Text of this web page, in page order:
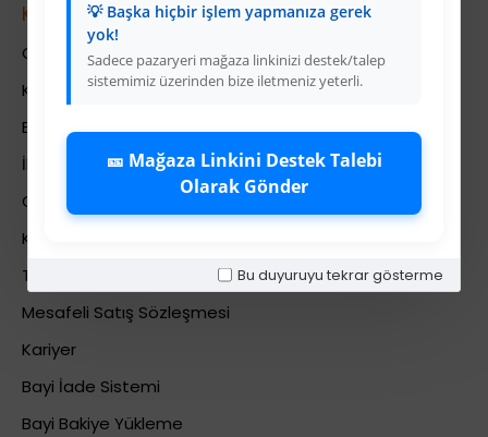
💡 Başka hiçbir işlem yapmanıza gerek
yok!
Sadece pazaryeri mağaza linkinizi destek/talep
sistemimiz üzerinden bize iletmeniz yeterli.
🎫 Mağaza Linkini Destek Talebi
Olarak Gönder
Bu duyuruyu tekrar gösterme
Kurumsal
Colezium Hakkında
Kurumsal Bilgiler
Banka Hesab Bilgileri
İletişim
Gizlilik Politikası
Kullanıcı Sözleşmesi
Teslimat Bilgileri
Mesafeli Satış Sözleşmesi
Kariyer
Bayi İade Sistemi
Bayi Bakiye Yükleme